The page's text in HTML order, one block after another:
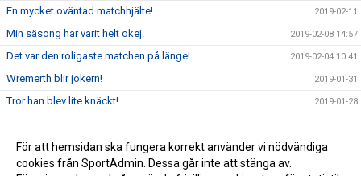
En mycket oväntad matchhjälte! 2019-02-11
Min säsong har varit helt okej. 2019-02-08 14:57
Det var den roligaste matchen på länge! 2019-02-04 10:41
Wremerth blir jokern! 2019-01-31
Tror han blev lite knäckt! 2019-01-28
Husqvarna står på andra sidan på söndag. 2019-01-15 12:40
Inför Bankeryd nu på lördag. 2019-01-11 15:00
För att hemsidan ska fungera korrekt använder vi nödvändiga
cookies från SportAdmin. Dessa går inte att stänga av.